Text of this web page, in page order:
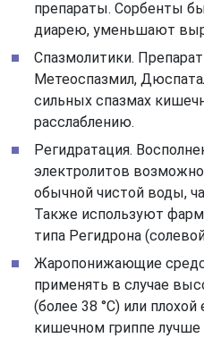
препараты. Сорбенты
диарею, уменьшают
Спазмолитики.
Метеоспазмил,
сильных спазмах
расслаблению.
Регидратация.
электролитов
обычной чистой воды,
Также используют
типа Регидрона
Жаропонижающие
применять в случае
(более 38 °C) или
кишечном гриппе лучше